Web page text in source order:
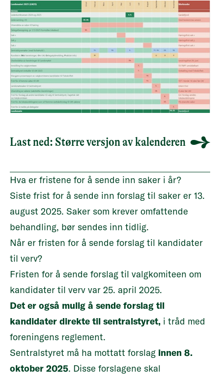
Last ned: Større versjon av kalenderen
Hva er fristene for å sende inn saker i år?
Siste frist for å sende inn forslag til saker er 13.
august 2025. Saker som krever omfattende
behandling, bør sendes inn tidlig.
Når er fristen for å sende forslag til kandidater
til verv?
Fristen for å sende forslag til valgkomiteen om
kandidater til verv var 25. april 2025.
Det er også mulig å sende forslag til
kandidater direkte til sentralstyret, i tråd med
foreningens reglement.
Sentralstyret må ha mottatt forslag innen 8.
oktober 2025. Disse forslagene skal